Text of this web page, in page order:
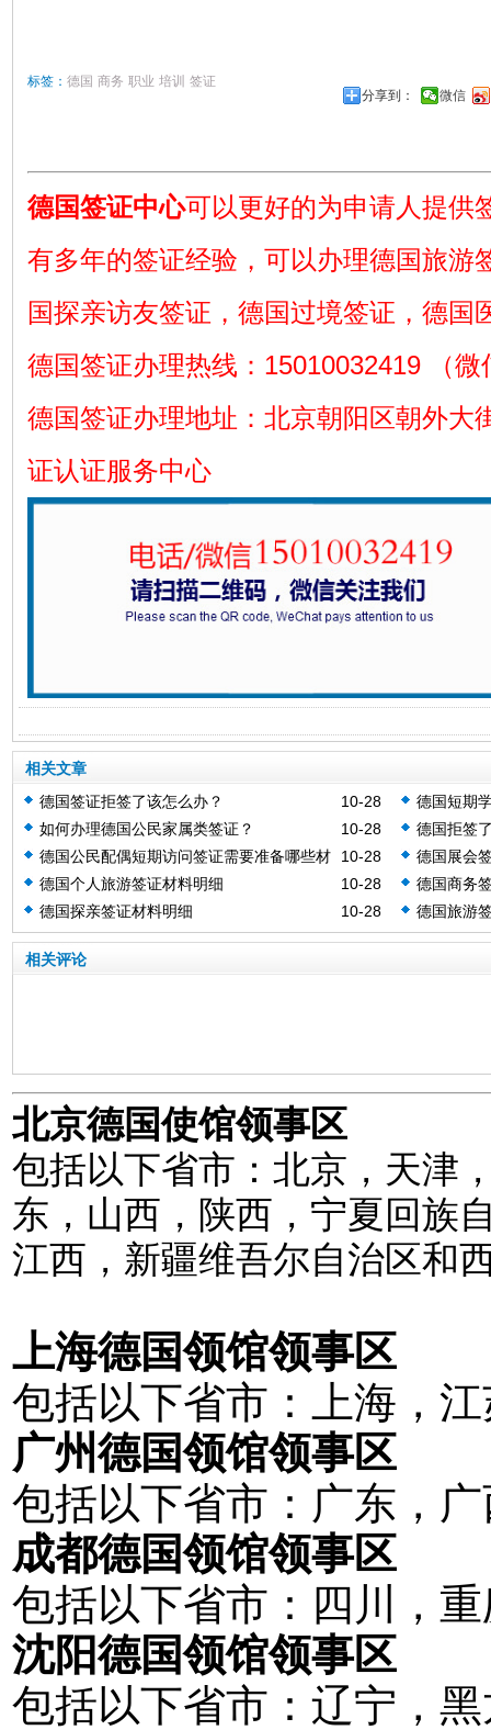
标签： 德国 商务 职业 培训 签证
分享到：
微信
德国签证中心可以更好的为申请人提供
有多年的签证经验，可以办理德国旅游
国探亲访友签证，德国过境签证，德国
德国签证办理热线：15010032419 （
德国签证办理地址：北京朝阳区朝外大
证认证服务中心
相关文章
10-28
德国签证拒签了该怎么办？
德国短期
10-28
如何办理德国公民家属类签证？
德国拒签
10-28
德国公民配偶短期访问签证需要准备哪些材
料？
德国展会
10-28
德国个人旅游签证材料明细
德国商务
10-28
德国探亲签证材料明细 德国旅游
相关评论
北京德国使馆领事区
包括以下省市：北京，天津
东，山西，陕西，宁夏回族
江西，新疆维吾尔自治区和
上海德国领馆领事区
包括以下省市：上海，
广州德国领馆领事区
包括以下省市：广东，
成都德国领馆领事区
包括以下省市：四川，
沈阳德国领馆领事区
包括以下省市：辽宁，